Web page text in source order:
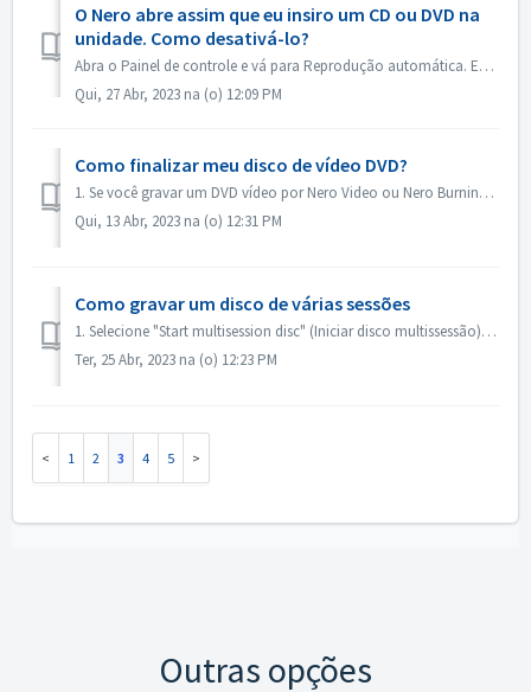
O Nero abre assim que eu insiro um CD ou DVD na
unidade. Como desativá-lo?
Abra o Painel de controle e vá para Reprodução automática. Encontre a configuração de cada DVD ou CD. Defina como "Ask me every time" (Perguntar s...
Qui, 27 Abr, 2023 na (o) 12:09 PM
Como finalizar meu disco de vídeo DVD?
1. Se você gravar um DVD vídeo por Nero Video ou Nero Burning ROM, o disco será finalizado automaticamente e será reproduzido na maioria dos aparelhos. 2. ...
Qui, 13 Abr, 2023 na (o) 12:31 PM
Como gravar um disco de várias sessões
1. Selecione "Start multisession disc" (Iniciar disco multissessão) para a primeira gravação. 2. Insira o disco gravado novamente. Selecione...
Ter, 25 Abr, 2023 na (o) 12:23 PM
1 2 3 4 5
Outras opções